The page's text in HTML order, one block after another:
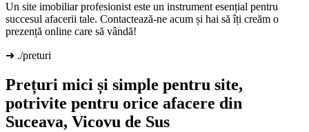
Un site imobiliar profesionist este un instrument esențial pentru
succesul afacerii tale. Contactează-ne acum și hai să îți creăm o
prezență online care să vândă!
➜ ./preturi
Prețuri mici și simple pentru site,
potrivite pentru orice afacere din
Suceava, Vicovu de Sus